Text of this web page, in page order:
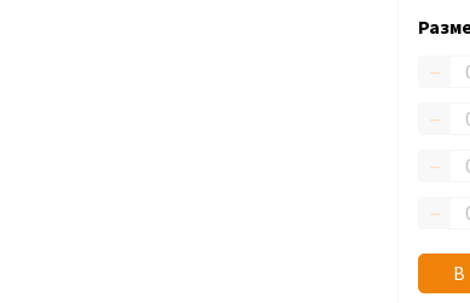
–
–
–
–
В